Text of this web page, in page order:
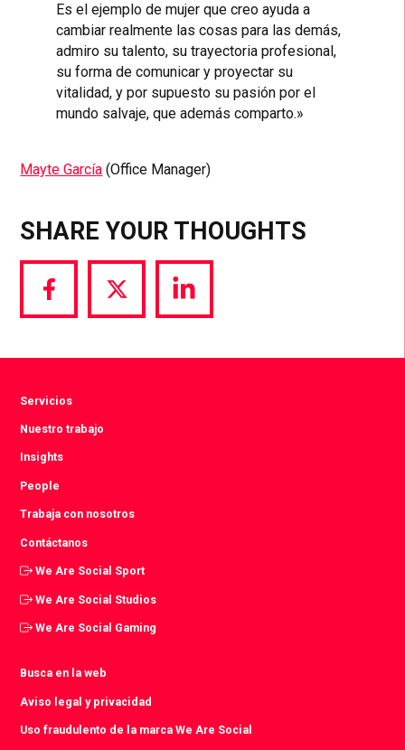
Es el ejemplo de mujer que creo ayuda a
cambiar realmente las cosas para las demás,
admiro su talento, su trayectoria profesional,
su forma de comunicar y proyectar su
vitalidad, y por supuesto su pasión por el
mundo salvaje, que además comparto.»
Mayte García (Office Manager)
SHARE YOUR THOUGHTS
Share
via
Share
via
Share
via
Servicios
Nuestro trabajo
Insights
People
Trabaja con nosotros
Contáctanos
We Are Social Sport
We Are Social Studios
We Are Social Gaming
Busca en la web
Aviso legal y privacidad
Uso fraudulento de la marca We Are Social